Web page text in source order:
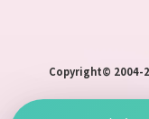
tue
23
Copyright© 2004-